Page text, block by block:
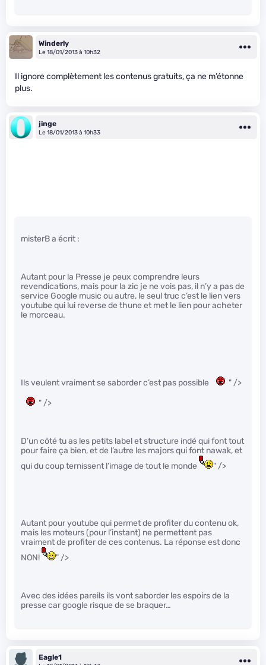
Winderly
Le 18/01/2013 à 10h32
Il ignore complètement les contenus gratuits, ça ne m’étonne
plus.
jinge
Le 18/01/2013 à 10h33
misterB a écrit :
Autant pour la Presse je peux comprendre leurs
revendications, mais pour la zic je ne vois pas, il n’y a pas de
service Google music ou autre, le seul truc c’est le lien vers
youtube qui lui reverse de thune et met le lien pour acheter
le morceau.
Ils veulent vraiment se saborder c’est pas possible
" />
" />
D’un côté tu as les petits label et structure indé qui font tout
pour faire ça bien, et de l’autre les majors qui font nawak, et
qui du coup ternissent l’image de tout le monde
" />
Autant pour youtube qui permet de profiter du contenu ok,
mais les moteurs (pour l’instant) ne permettent pas
vraiment de profiter de ces contenus. La réponse est donc
NON!
" />
Avec des idées pareils ils vont saborder les espoirs de la
presse car google risque de se braquer…
Eagle1